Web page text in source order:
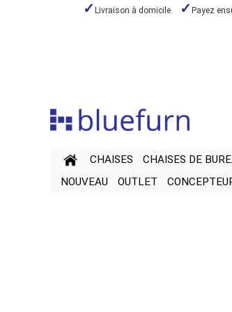
Livraison à domicile Payez
CHAISES CHAISES DE
NOUVEAU
OUTLET